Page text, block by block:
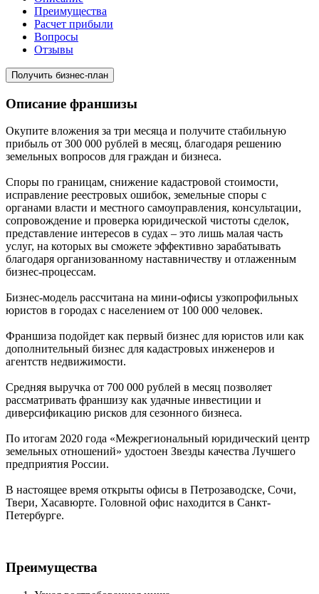
Преимущества
Расчет прибыли
Вопросы
Отзывы
Получить бизнес-план
Описание франшизы
Окупите вложения за три месяца и получите стабильную
прибыль от 300 000 рублей в месяц, благодаря решению
земельных вопросов для граждан и бизнеса.
Споры по границам, снижение кадастровой стоимости,
исправление реестровых ошибок, земельные споры с
органами власти и местного самоуправления, консультации,
сопровождение и проверка юридической чистоты сделок,
представление интересов в судах – это лишь малая часть
услуг, на которых вы сможете эффективно зарабатывать
благодаря организованному наставничеству и отлаженным
бизнес-процессам.
Бизнес-модель рассчитана на мини-офисы узкопрофильных
юристов в городах с населением от 100 000 человек.
Франшиза подойдет как первый бизнес для юристов или как
дополнительный бизнес для кадастровых инженеров и
агентств недвижимости.
Средняя выручка от 700 000 рублей в месяц позволяет
рассматривать франшизу как удачные инвестиции и
диверсификацию рисков для сезонного бизнеса.
По итогам 2020 года «Межрегиональный юридический центр
земельных отношений» удостоен Звезды качества Лучшего
предприятия России.
В настоящее время открыты офисы в Петрозаводске, Сочи,
Твери, Хасавюрте. Головной офис находится в Санкт-
Петербурге.
Преимущества